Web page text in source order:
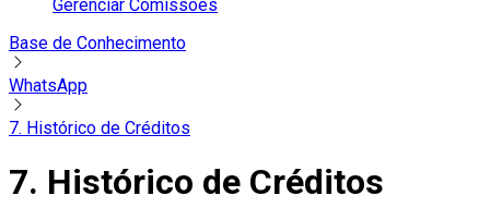
Gerenciar Comissões
Base de Conhecimento
WhatsApp
7. Histórico de Créditos
7. Histórico de Créditos